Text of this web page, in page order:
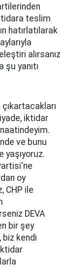
teslim
hatırlatılarak
alırsanız
şu yanıtı
iktidar
ve bunu
yaşıyoruz.
oy
CHP ile
DEVA
bir şey
biz kendi